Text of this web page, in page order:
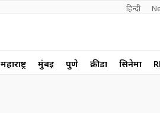
हिन्दी
महाराष्ट्र मुंबई पुणे क्रीडा सिनेमा